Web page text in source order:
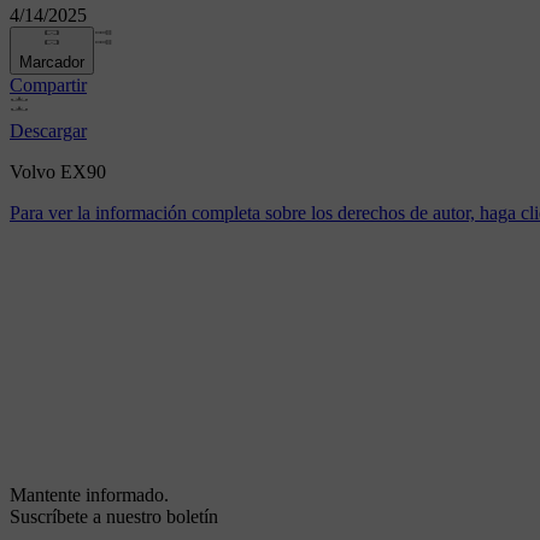
4/14/2025
Marcador
Compartir
Descargar
Volvo EX90
Para ver la información completa sobre los derechos de autor, haga